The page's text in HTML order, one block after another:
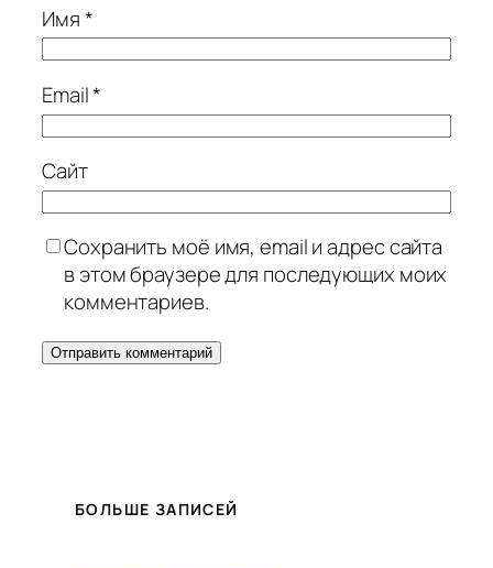
Имя*
Email*
Сайт
Сохранить моё имя, email и адрес сайта
в этом браузере для последующих моих
комментариев.
БОЛЬШЕ ЗАПИСЕЙ